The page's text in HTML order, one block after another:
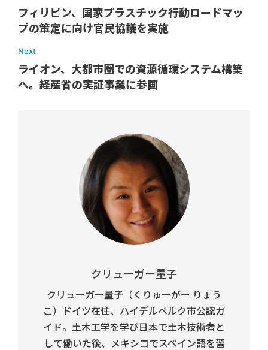
フィリピン、国家プラスチック行動ロードマッ
プの策定に向け官民協議を実施
Next
ライオン、大都市圏での資源循環システム構築
へ。経産省の実証事業に参画
クリューガー量子
クリューガー量子（くりゅーがー りょう
こ）ドイツ在住、ハイデルベルク市公認ガ
イド。土木工学を学び日本で土木技術者と
して働いた後、メキシコでスペイン語を習